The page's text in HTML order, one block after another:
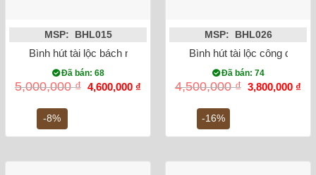
-8%
MSP: BHL015
Bình hút tài lộc bách nhi đồ tứ cảnh
Đã bán: 68
5,000,000₫ Giá
gốc
4,600,000 ₫
4,600,000 ₫.
-16%
MSP: BHL026
Bình hút tài lộc công đào
Đã bán: 74
4,500,000₫ Giá
gốc
3,800,000 ₫